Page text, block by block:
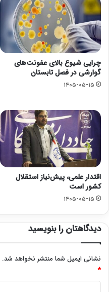
چرایی شیوع بالای عفونت‌های
گوارشی در فصل تابستان
۱۴۰۵-۰۵-۱۵
اقتدار علمی، پیش‌نیاز استقلال
کشور است
۱۴۰۵-۰۵-۱۵
دیدگاهتان را بنویسید
نشانی ایمیل شما منتشر نخواهد شد.
*